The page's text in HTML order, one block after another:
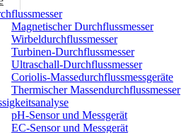
Magnetischer Durchflussmesser
Wirbeldurchflussmesser
Turbinen-Durchflussmesser
Ultraschall-Durchflussmesser
Coriolis-Massedurchflussmessgeräte
Thermischer Massendurchflussmesser
pH-Sensor und Messgerät
EC-Sensor und Messgerät